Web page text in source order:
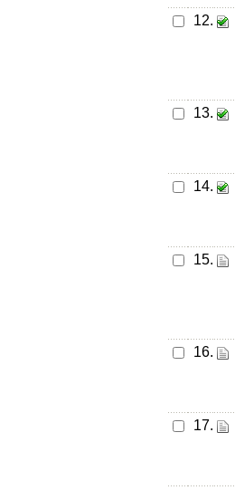
12.
13.
14.
15.
16.
17.